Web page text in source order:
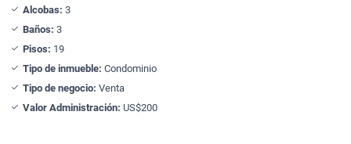
Alcobas: 3
Baños: 3
Pisos: 19
Tipo de inmueble: Condominio
Tipo de negocio: Venta
Valor Administración: US$200